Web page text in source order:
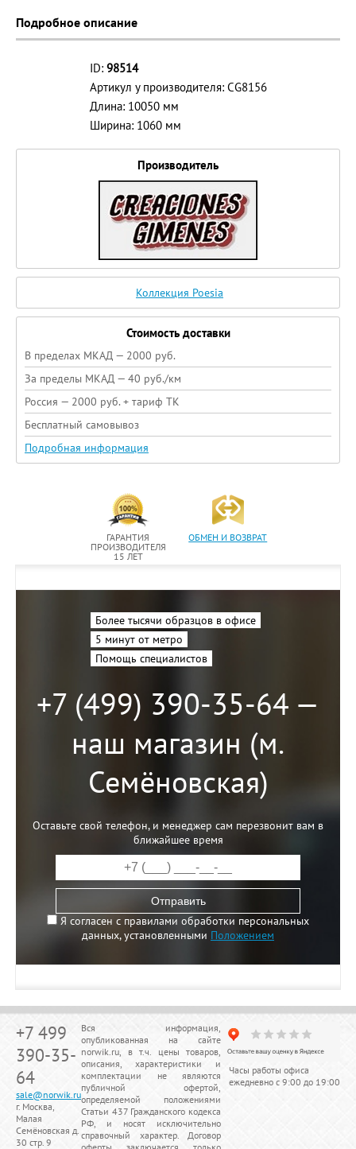
Подробное описание
ID: 98514
Артикул у производителя: CG8156
Длина: 10050 мм
Ширина: 1060 мм
Производитель
Коллекция Poesia
Стоимость доставки
В пределах МКАД — 2000 руб.
За пределы МКАД — 40 руб./км
Россия — 2000 руб. + тариф ТК
Бесплатный самовывоз
Подробная информация
ГАРАНТИЯ
ПРОИЗВОДИТЕЛЯ
15 ЛЕТ
ОБМЕН И ВОЗВРАТ
Более тысячи образцов в офисе
5 минут от метро
Помощь специалистов
+7 (499) 390-35-64 —
наш магазин (м.
Семёновская)
Оставьте свой телефон, и менеджер сам перезвонит вам в
ближайшее время
Отправить
Я согласен с правилами обработки персональных
данных, установленными Положением
+7 499
390-35-
64
sale@norwik.ru
г. Москва,
Малая
Семёновская д.
30 стр. 9
Вся информация,
опубликованная на сайте
norwik.ru, в т.ч. цены товаров,
описания, характеристики и
комплектации не являются
публичной офертой,
определяемой положениями
Статьи 437 Гражданского кодекса
РФ, и носят исключительно
справочный характер. Договор
Часы работы офиса
ежедневно с 9:00 до 19:00